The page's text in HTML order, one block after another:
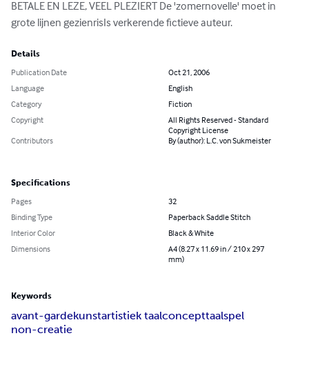
BETALE EN LEZE, VEEL PLEZIERT De 'zomernovelle' moet in
grote lijnen gezienrisIs verkerende fictieve auteur.
Details
Publication Date
Oct 21, 2006
Language
English
Category
Fiction
Copyright
All Rights Reserved - Standard
Copyright License
Contributors
By (author): L.C. von Sukmeister
Specifications
Pages
32
Binding Type
Paperback Saddle Stitch
Interior Color
Black & White
Dimensions
A4 (8.27 x 11.69 in / 210 x 297
mm)
Keywords
avant-gardekunstartistiek taalconcepttaalspel
non-creatie